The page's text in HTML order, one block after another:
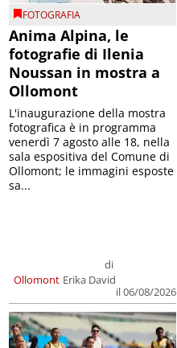
FOTOGRAFIA
Anima Alpina, le
fotografie di Ilenia
Noussan in mostra a
Ollomont
Ollomont
di
Erika David
il 06/08/2026
L'inaugurazione della mostra
fotografica è in programma
venerdì 7 agosto alle 18, nella
sala espositiva del Comune di
Ollomont; le immagini esposte
sa...